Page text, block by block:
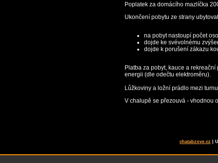
Poplatek za domácího mazlíčka
Ukončení pobytu ze strany
na pobyt nastoupí počet
dojde ke svévolnému
dojde k porušení zákazu
Platba za pobyt, kauce a
energii (dle odečtu elektroměru).
Lůžkoviny a ložní prádlo mezi
V chalupě se přezouvá - vhodnou
chatabzove.cz |